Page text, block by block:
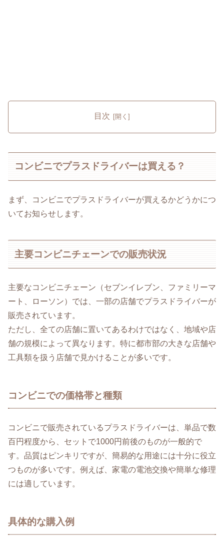
目次
コンビニでプラスドライバーは買える？
まず、コンビニでプラスドライバーが買えるかどうかにつ
いてお知らせします。
主要コンビニチェーンでの販売状況
主要なコンビニチェーン（セブンイレブン、ファミリーマ
ート、ローソン）では、一部の店舗でプラスドライバーが
販売されています。
ただし、全ての店舗に置いてあるわけではなく、地域や店
舗の規模によって異なります。特に都市部の大きな店舗や
工具類を扱う店舗で見かけることが多いです。
コンビニでの価格帯と種類
コンビニで販売されているプラスドライバーは、単品で数
百円程度から、セットで1000円前後のものが一般的で
す。品質はピンキリですが、簡易的な用途には十分に役立
つものが多いです。例えば、家電の電池交換や簡単な修理
には適しています。
具体的な購入例